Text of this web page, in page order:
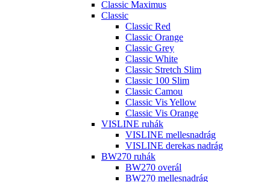
Classic Maximus
Classic
Classic Red
Classic Orange
Classic Grey
Classic White
Classic Stretch Slim
Classic 100 Slim
Classic Camou
Classic Vis Yellow
Classic Vis Orange
VISLINE ruhák
VISLINE mellesnadrág
VISLINE derekas nadrág
BW270 ruhák
BW270 overál
BW270 mellesnadrág